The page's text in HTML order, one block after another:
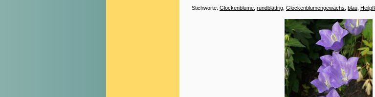
Stichworte: Glockenblume rundblättrig Glockenblumengewächs blau